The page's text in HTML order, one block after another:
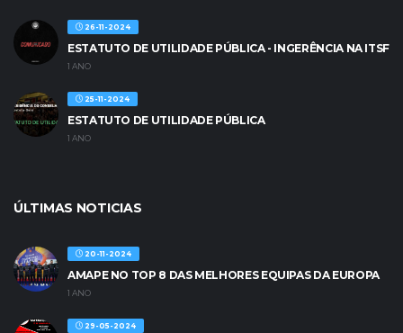
26-11-2024
ESTATUTO DE UTILIDADE PÚBLICA - INGERÊNCIA NA ITSF
1 ANO
25-11-2024
ESTATUTO DE UTILIDADE PÚBLICA
1 ANO
ÚLTIMAS NOTICIAS
20-11-2024
AMAPE NO TOP 8 DAS MELHORES EQUIPAS DA EUROPA
1 ANO
29-05-2024